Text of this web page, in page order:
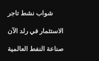
شواب نشط تاجر
الاستثمار في رلد الآن
صناعة النفط العالمية